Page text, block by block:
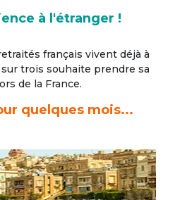
à l'étranger !
français vivent déjà à
trois souhaite prendre sa
de la France.
quelques mois...